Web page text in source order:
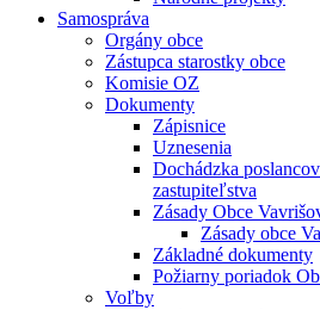
Samospráva
Orgány obce
Zástupca starostky obce
Komisie OZ
Dokumenty
Zápisnice
Uznesenia
Dochádzka
zastupiteľstva
Zásady Obce
Zásady obce
Základné dokumenty
Požiarny poriadok
Voľby